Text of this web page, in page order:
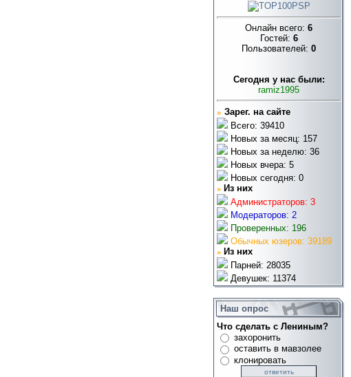
Онлайн всего: 6
Гостей: 6
Пользователей: 0
Cегодня у нас были:
ramiz1995
» Зарег. на сайте
Всего: 39410
Новых за месяц: 157
Новых за неделю: 36
Новых вчера: 5
Новых сегодня: 0
» Из них
Администраторов: 3
Модераторов: 2
Проверенных: 196
Обычных юзеров: 39189
» Из них
Парней: 28035
Девушек: 11374
Наш опрос
Что сделать с Лениным?
захоронить
оставить в мавзолее
клонировать